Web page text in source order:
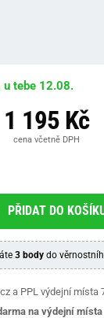
u tebe 12.08.
1 195 Kč
cena včetně DPH
PŘIDAT DO
3 bodydo
a PPL výdejní místa
na výdejní místa